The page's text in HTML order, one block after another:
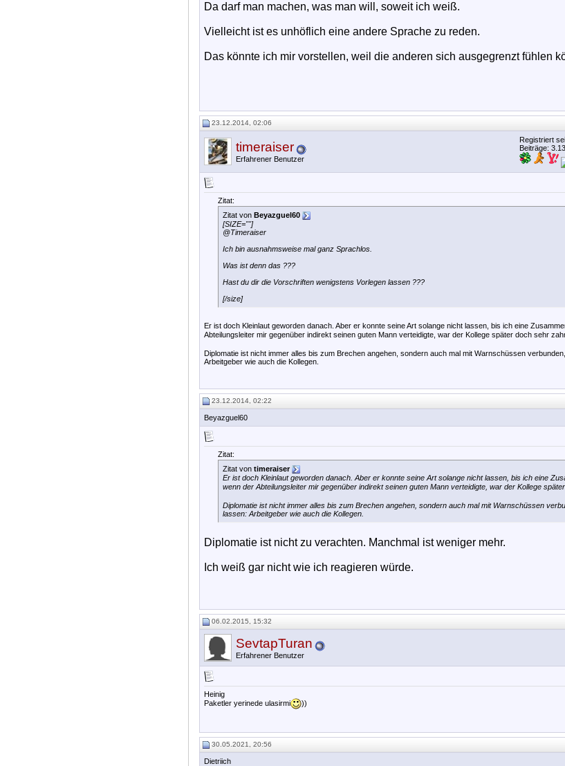
Da darf man machen, was man will, soweit ich weiß.
Vielleicht ist es unhöflich eine andere Sprache zu reden.
Das könnte ich mir vorstellen, weil die anderen sich ausgegrenzt fühlen
23.12.2014, 02:06
timeraiser
Erfahrener Benutzer
Registriert
Beiträge:
Zitat:
Zitat von Beyazguel60
[SIZE=""]
@Timeraiser
Ich bin ausnahmsweise mal ganz Sprachlos.
Was ist denn das ???
Hast du dir die Vorschriften wenigstens Vorlegen lassen ???
[/size]
Er ist doch Kleinlaut geworden danach. Aber er konnte seine Art solange nicht lassen, bis ich eine
Abteilungsleiter mir gegenüber indirekt seinen guten Mann verteidigte, war der Kollege später doch sehr
Diplomatie ist nicht immer alles bis zum Brechen angehen, sondern auch mal mit Warnschüssen
Arbeitgeber wie auch die Kollegen.
23.12.2014, 02:22
Beyazguel60
Zitat:
Zitat von timeraiser
Er ist doch Kleinlaut geworden danach. Aber er konnte seine Art solange nicht lassen, bis ich eine
wenn der Abteilungsleiter mir gegenüber indirekt seinen guten Mann verteidigte, war der Kollege
Diplomatie ist nicht immer alles bis zum Brechen angehen, sondern auch mal mit Warnschüssen
lassen: Arbeitgeber wie auch die Kollegen.
Diplomatie ist nicht zu verachten. Manchmal ist weniger mehr.
Ich weiß gar nicht wie ich reagieren würde.
06.02.2015, 15:32
SevtapTuran
Erfahrener Benutzer
Heinig
Paketler yerinede ulasirmi
))
30.05.2021, 20:56
Dietriich